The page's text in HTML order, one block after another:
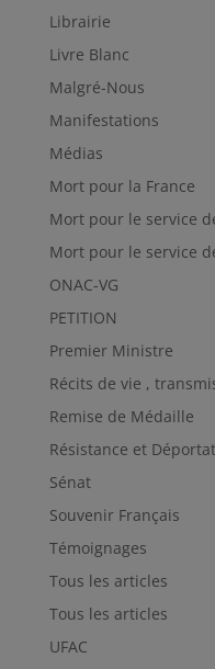
Librairie
Livre Blanc
Malgré-Nous
Manifestations
Médias
Mort pour la France
Mort pour le service
Mort pour le service
ONAC-VG
PETITION
Premier Ministre
Récits de vie ,
Remise de Médaille
Résistance et
Sénat
Souvenir Français
Témoignages
Tous les articles
Tous les articles
UFAC